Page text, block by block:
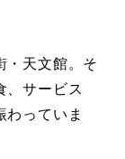
・天文館。そ
、サービス
わっていま